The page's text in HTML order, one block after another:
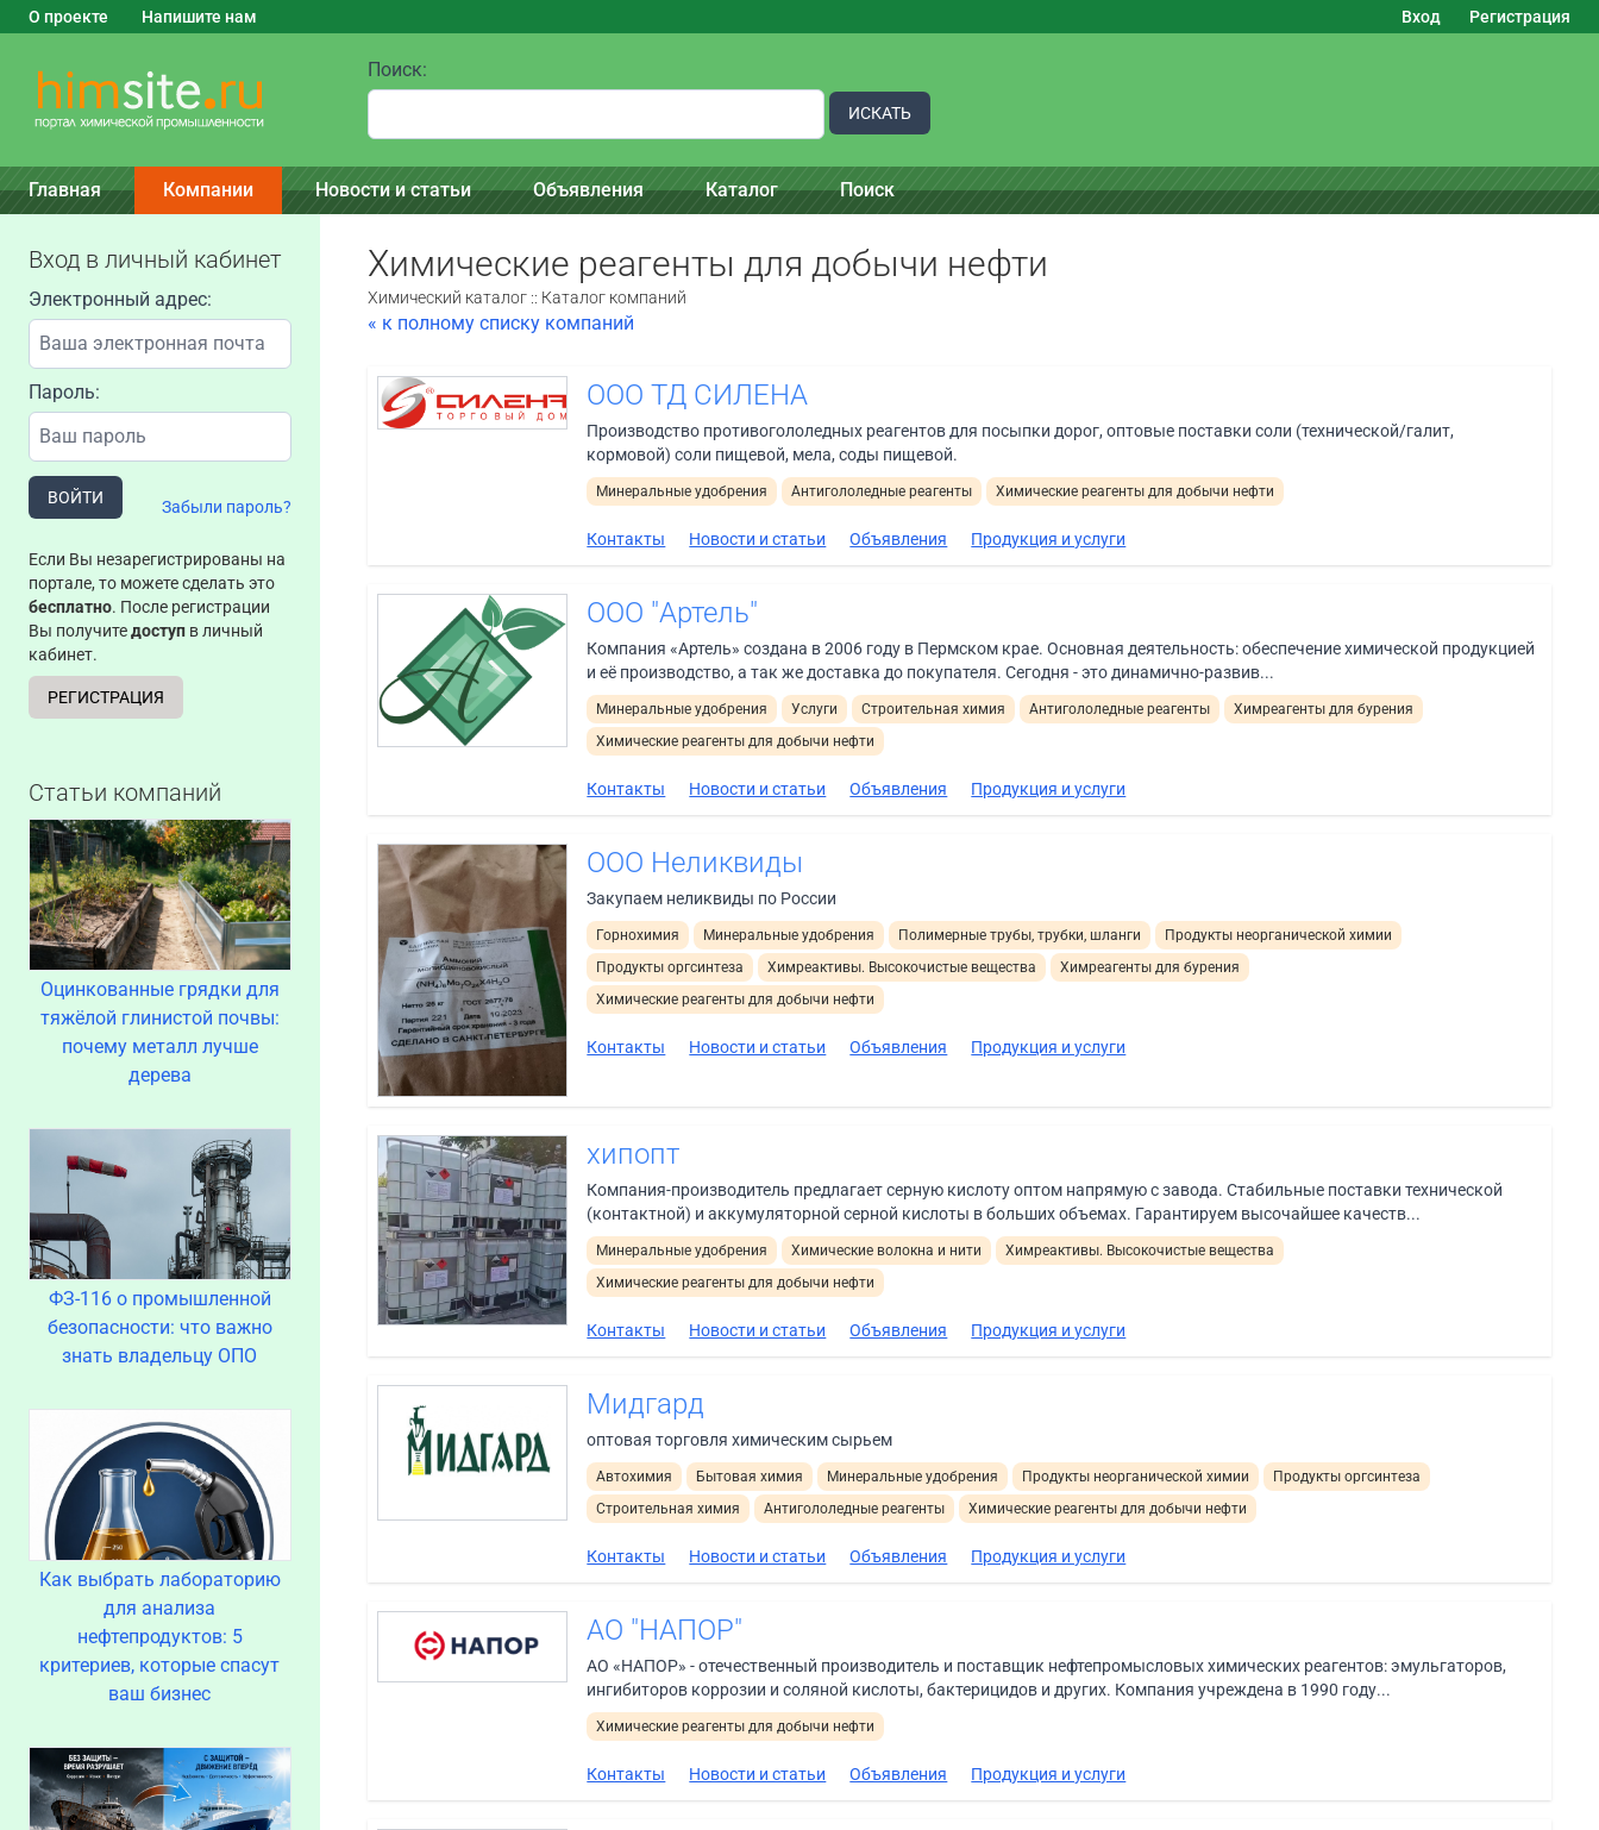
О проекте Напишите нам Вход Регистрация
Поиск:
ИСКАТЬ
Главная Компании Новости и статьи Объявления Каталог Поиск
Вход в личный кабинет
Электронный адрес:
Пароль:
ВОЙТИ Забыли пароль?
Если Вы незарегистрированы на
портале, то можете сделать это
бесплатно. После регистрации
Вы получитедоступ в личный
кабинет.
РЕГИСТРАЦИЯ
Статьи компаний
Оцинкованные грядки для
тяжёлой глинистой почвы:
почему металл лучше
дерева
ФЗ-116 о промышленной
безопасности: что важно
знать владельцу ОПО
Как выбрать лабораторию
для анализа
нефтепродуктов: 5
критериев, которые спасут
ваш бизнес
Химические реагенты для добычи нефти
Химический каталог :: Каталог компаний
« к полному списку компаний
ООО ТД СИЛЕНА
Производство противогололедных реагентов для посыпки дорог, оптовые поставки соли (технической/галит,
кормовой) соли пищевой, мела, соды пищевой.
Минеральные удобрения Антигололедные реагенты Химические реагенты для добычи нефти
Контакты Новости и статьи Объявления Продукция и услуги
ООО "Артель"
Компания «Артель» создана в 2006 году в Пермском крае. Основная деятельность: обеспечение химической продукцией
и её производство, а так же доставка до покупателя. Сегодня - это динамично-развив...
Минеральные удобрения Услуги Строительная химия Антигололедные реагенты
Химреагенты для бурения
Химические реагенты для добычи нефти
Контакты Новости и статьи Объявления Продукция и услуги
ООО Неликвиды
Закупаем неликвиды по России
Горнохимия Минеральные удобрения Полимерные трубы, трубки, шланги
Продукты неорганической химии
Продукты оргсинтеза
Химреактивы. Высокочистые вещества
Химреагенты для бурения
Химические реагенты для добычи нефти
Контакты Новости и статьи Объявления Продукция и услуги
хипопт
Компания-производитель предлагает серную кислоту оптом напрямую с завода. Стабильные поставки технической
(контактной) и аккумуляторной серной кислоты в больших объемах. Гарантируем высочайшее качеств...
Минеральные удобрения Химические волокна и нити
Химреактивы. Высокочистые вещества
Химические реагенты для добычи нефти
Контакты Новости и статьи Объявления Продукция и услуги
Мидгард
оптовая торговля химическим сырьем
Автохимия Бытовая химия Минеральные удобрения Продукты неорганической химии
Продукты оргсинтеза
Строительная химия
Антигололедные реагенты Химические реагенты для добычи нефти
Контакты Новости и статьи Объявления Продукция и услуги
АО "НАПОР"
АО «НАПОР» - отечественный производитель и поставщик нефтепромысловых химических реагентов: эмульгаторов,
ингибиторов коррозии и соляной кислоты, бактерицидов и других. Компания учреждена в 1990 году...
Химические реагенты для добычи нефти
Контакты Новости и статьи Объявления Продукция и услуги